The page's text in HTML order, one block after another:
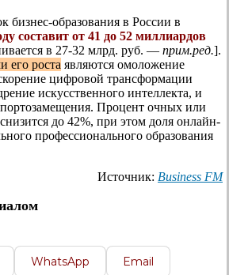
бизнес-образования в России в
составит от 41 до 52 миллиардов
в 27-32 млрд. руб. — прим.ред.].
его роста являются омоложение
цифровой трансформации
искусственного интеллекта, и
Процент очных или
до 42%, при этом доля онлайн-
профессионального образования
Источник: Business FM
WhatsApp Email